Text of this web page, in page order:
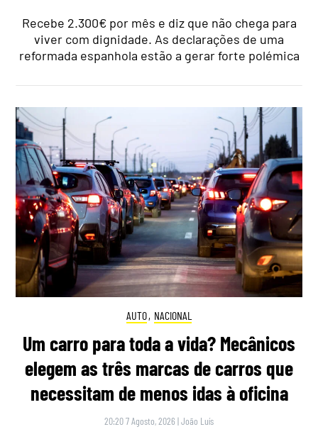
Recebe 2.300€ por mês e diz que não chega para
viver com dignidade. As declarações de uma
reformada espanhola estão a gerar forte polémica
AUTO, NACIONAL
Um carro para toda a vida? Mecânicos
elegem as três marcas de carros que
necessitam de menos idas à oficina
20:20 7 Agosto, 2026 |João Luís